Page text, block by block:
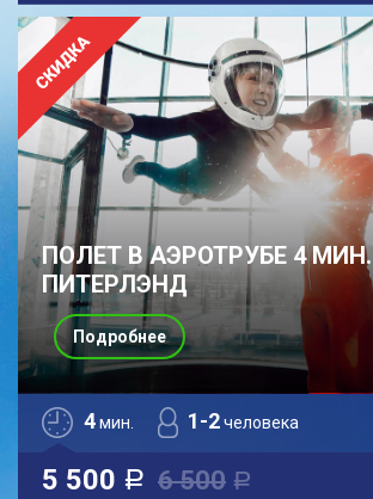
ПОЛЕТ В АЭРОТРУБЕ 4 МИН.
ПИТЕРЛЭНД
4мин. 1-2человека
5 500 a 6 500 a
Подробнее